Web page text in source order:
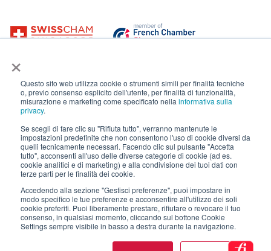
×
Questo sito web utilizza cookie o strumenti simili per finalità tecniche
o, previo consenso esplicito dell'utente, per finalità di funzionalità,
misurazione e marketing come specificato nella informativa sulla
privacy.
Se scegli di fare clic su "Rifiuta tutto", verranno mantenute le
impostazioni predefinite che non consentono l'uso di cookie diversi da
quelli tecnicamente necessari. Facendo clic sul pulsante "Accetta
tutto", acconsenti all'uso delle diverse categorie di cookie (ad es.
cookie analitici e di marketing) e alla condivisione dei tuoi dati con
terze parti per le finalità dei cookie.
Accedendo alla sezione "Gestisci preferenze", puoi impostare in
modo specifico le tue preferenze e acconsentire all'utilizzo dei soli
cookie preferiti. Puoi liberamente prestare, rifiutare o revocare il tuo
consenso, in qualsiasi momento, cliccando sul bottone Cookie
Settings sempre visibile in basso a destra durante la navigazione.